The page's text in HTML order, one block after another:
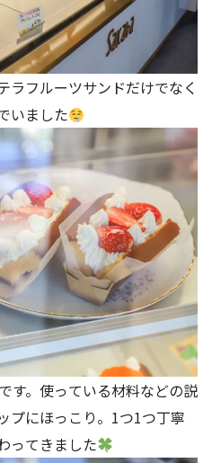
ラフルーツサンドだけでなく
いました
す。使っている材料などの説
プにほっこり。1つ1つ丁寧
ってきました